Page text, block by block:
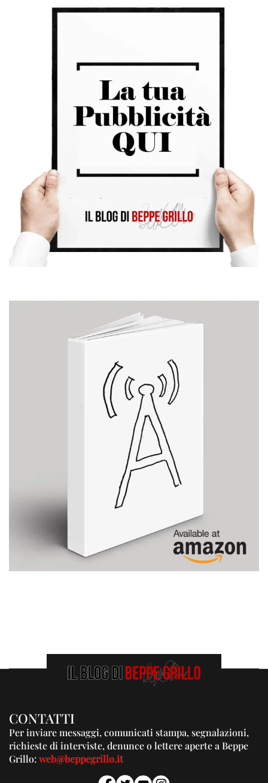
CONTATTI
Per inviare messaggi, comunicati stampa, segnalazioni,
richieste di interviste, denunce o lettere aperte a Beppe
Grillo:web@beppegrillo.it